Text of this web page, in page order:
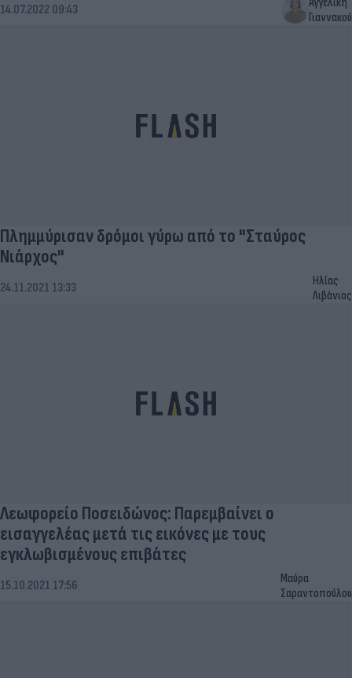
14.07.2022 09:43
Γιαννακού
Πλημμύρισαν δρόμοι γύρω από το "Σταύρος
Νιάρχος"
24.11.2021 13:33
Ηλίας
Λιβάνιος
Λεωφορείο Ποσειδώνος: Παρεμβαίνει ο
εισαγγελέας μετά τις εικόνες με τους
εγκλωβισμένους επιβάτες
15.10.2021 17:56
Μαύρα
Σαραντοπούλου